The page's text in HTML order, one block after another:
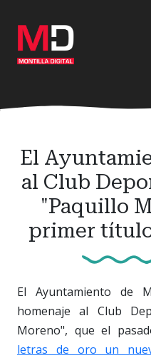
contenido
principal
El
al Club
"Paquillo
primer
El Ayuntamiento de
homenaje al Club
Moreno", que el
letras de oro un